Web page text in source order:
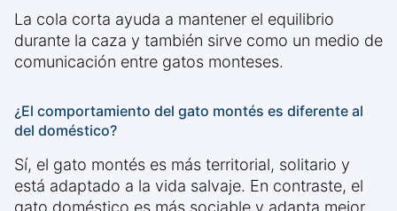
La cola corta ayuda a mantener el equilibrio
durante la caza y también sirve como un medio de
comunicación entre gatos monteses.
¿El comportamiento del gato montés es diferente al
del doméstico?
Sí, el gato montés es más territorial, solitario y
está adaptado a la vida salvaje. En contraste, el